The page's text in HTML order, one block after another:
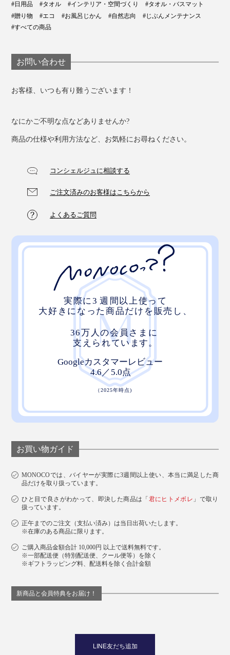
幅60×長さ120㎝のバスタオルは、一般的なバスタオル
より、大きめのサイズ。
毎日のお風呂上がりやジム、旅行先で活躍するのはもち
ろん、お昼寝のケットや膝掛にも重宝します。
写真 ネイビー×マタドール
#日用品 #タオル #インテリア・空間づくり
#タオル・バスマット
#贈り物
#エコ #お風呂じかん #自然志向
#じぶんメンテナンス
#すべての商品
お問い合わせ
お客様、いつも有り難うございます！
なにかご不明な点などありませんか?
商品の仕様や利用方法など、お気軽にお尋ねください。
コンシェルジュに相談する
ご注文済みのお客様はこちらから
よくあるご質問
お買い物ガイド
MONOCOでは、バイヤーが実際に3週間以上使い、本当に満足した商
品だけを取り扱っています。
ひと目で良さがわかって、即決した商品は「 君にヒトメボレ 」で取り
扱っています。
正午までのご注文（支払い済み）は当日出荷いたします。
※在庫のある商品に限ります。
ご購入商品金額合計 10,000円 以上で送料無料です。
※一部配送便（特別配送便、クール便等）を除く
※ギフトラッピング料、配送料を除く合計金額
新商品と会員特典をお届け！
LINE友だち追加